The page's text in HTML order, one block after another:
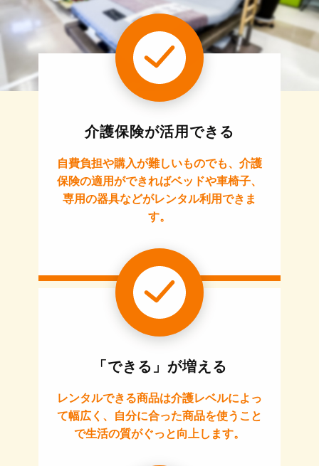
介護保険が活用できる
自費負担や購入が難しいものでも、介護
保険の適用ができればベッドや車椅子、
専用の器具などがレンタル利用できま
す。
「できる」が増える
レンタルできる商品は介護レベルによっ
て幅広く、自分に合った商品を使うこと
で生活の質がぐっと向上します。